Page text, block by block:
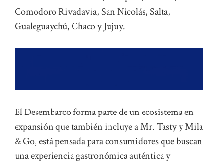
Comodoro Rivadavia, San Nicolás, Salta,
Gualeguaychú, Chaco y Jujuy.
El Desembarco forma parte de un ecosistema en
expansión que también incluye a Mr. Tasty y Mila
& Go, está pensada para consumidores que buscan
una experiencia gastronómica auténtica y